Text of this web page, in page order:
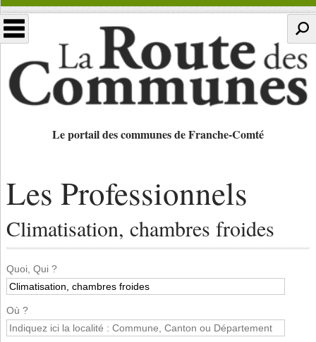
Le portail des communes de Franche-Comté
Les Professionnels
Climatisation, chambres froides
Quoi, Qui ?
Où ?